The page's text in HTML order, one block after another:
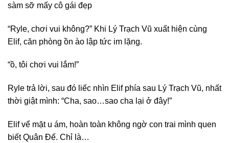
sàm sỡ mấy cô gái đẹp
“Ryle, chơi vui không?” Khi Lý Trạch Vũ xuất hiện cùng
Elif, căn phòng ồn ào lập tức im lặng.
“ồ, tôi chơi vui lắm!”
Ryle trả lời, sau đó liếc nhìn Elif phía sau Lý Trạch Vũ, nhất
thời giật mình: “Cha, sao…sao cha lại ở đây!”
Elif vể mặt u ám, hoàn toàn không ngờ con trai mình quen
biết Quân Đế. Chỉ là…